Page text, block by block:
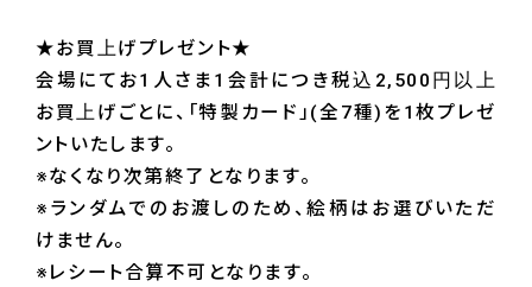
★お買上げプレゼント★
会場にてお1人さま1会計につき税込2,500円以上
お買上げごとに、「特製カード」(全7種)を1枚プレゼ
ントいたします。
※なくなり次第終了となります。
※ランダムでのお渡しのため、絵柄はお選びいただ
けません。
※レシート合算不可となります。